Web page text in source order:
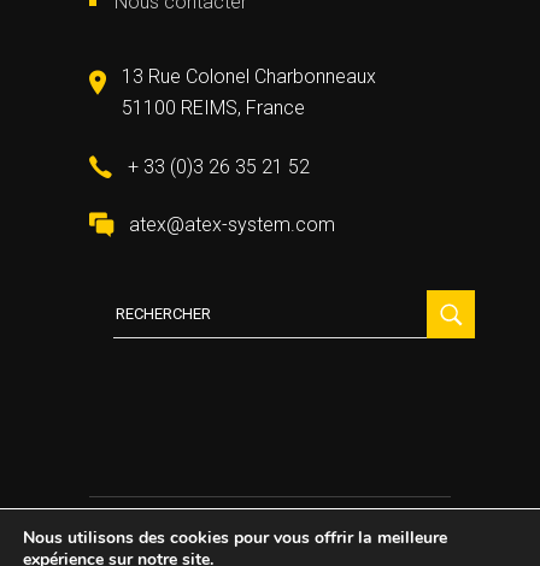
13 Rue Colonel Charbonneaux
51100 REIMS, France
+ 33 (0)3 26 35 21 52
atex@atex-system.com
2021 All Rights Reserved ©Atex System
Nous utilisons des cookies pour vous offrir la meilleure
expérience sur notre site.